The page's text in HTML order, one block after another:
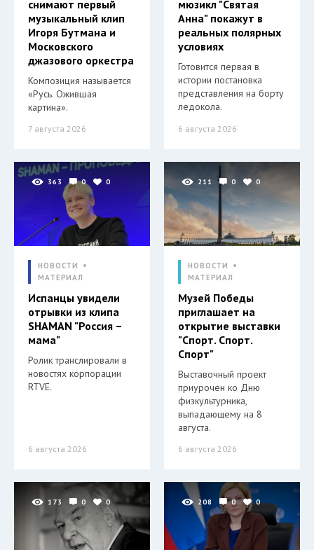
снимают первый
музыкальный клип
Игоря Бутмана и
Московского
джазового оркестра
Композиция называется
«Русь. Ожившая
картина».
7 августа 2026
мюзикл "Святая
Анна" покажут в
реальных полярных
условиях
Готовится первая в
истории постановка
представления на борту
ледокола.
6 августа 2026
363 0 0
НОВОСТИ
МАТЕРИАЛ
Испанцы увидели
отрывки из клипа
SHAMAN "Россия –
мама"
Ролик транслировали в
новостях корпорации
RTVE.
6 августа 2026
211 0 0
НОВОСТИ
МАТЕРИАЛ
Музей Победы
приглашает на
открытие выставки
"Спорт. Спорт.
Спорт"
Выставочный проект
приурочен ко Дню
физкультурника,
выпадающему на 8
августа.
6 августа 2026
173 0 0 208 0 0